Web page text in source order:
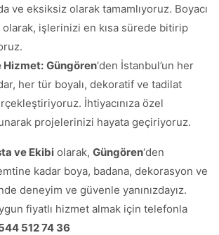
ve eksiksiz olarak tamamlıyoruz. Boyacı
olarak, işlerinizi en kısa sürede bitirip
Hizmet: Güngören‘den İstanbul’un her
her tür boyalı, dekoratif ve tadilat
İhtiyacınıza özel
projelerinizi hayata geçiriyoruz.
ve Ekibi olarak, Güngören‘den
kadar boya, badana, dekorasyon ve
deneyim ve güvenle yanınızdayız.
fiyatlı hizmet almak için telefonla
512 74 36